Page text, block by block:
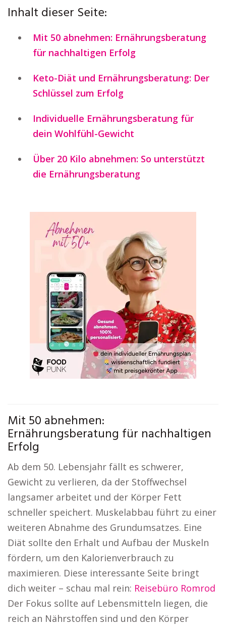
Inhalt dieser Seite:
Mit 50 abnehmen: Ernährungsberatung
für nachhaltigen Erfolg
Keto-Diät und Ernährungsberatung: Der
Schlüssel zum Erfolg
Individuelle Ernährungsberatung für
dein Wohlfühl-Gewicht
Über 20 Kilo abnehmen: So unterstützt
die Ernährungsberatung
Mit 50 abnehmen:
Ernährungsberatung für nachhaltigen
Erfolg
Ab dem 50. Lebensjahr fällt es schwerer,
Gewicht zu verlieren, da der Stoffwechsel
langsamer arbeitet und der Körper Fett
schneller speichert. Muskelabbau führt zu einer
weiteren Abnahme des Grundumsatzes. Eine
Diät sollte den Erhalt und Aufbau der Muskeln
fördern, um den Kalorienverbrauch zu
maximieren. Diese interessante Seite bringt
dich weiter – schau mal rein: Reisebüro Romrod
Der Fokus sollte auf Lebensmitteln liegen, die
reich an Nährstoffen sind und den Körper